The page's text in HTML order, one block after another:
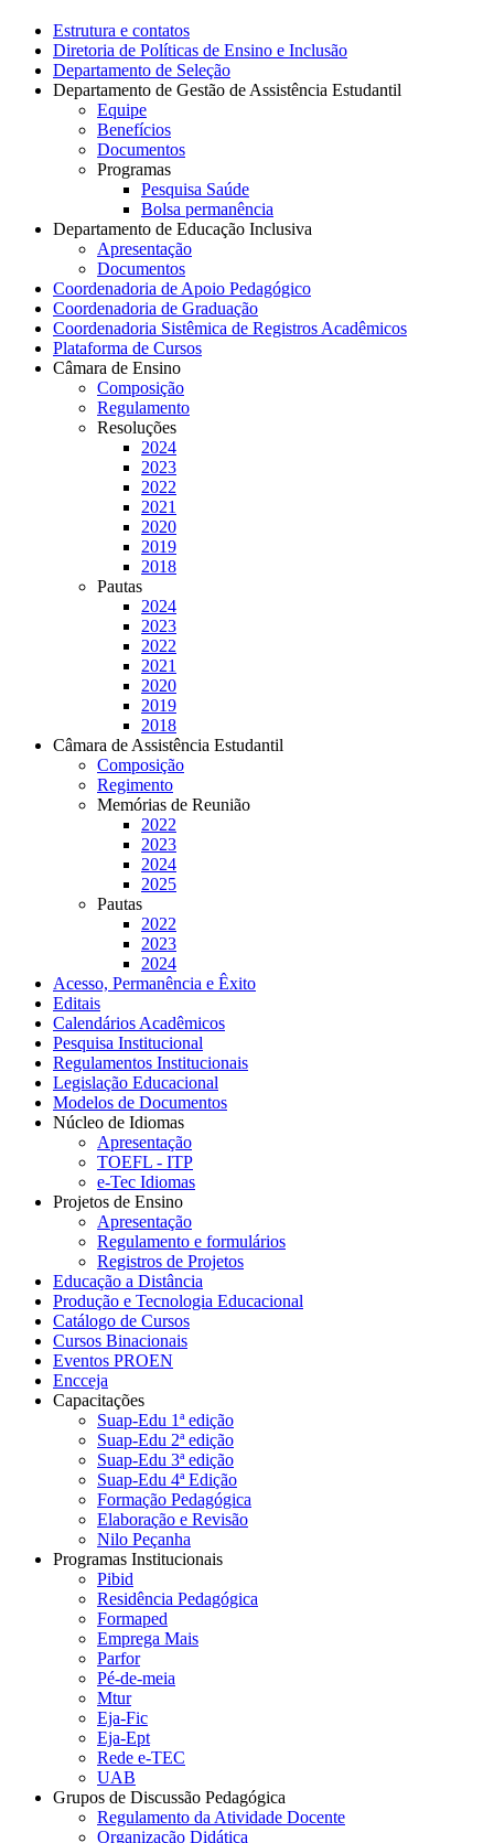
Estrutura e contatos
Diretoria de Políticas de Ensino e Inclusão
Departamento de Seleção
Departamento de Gestão de Assistência Estudantil
Equipe
Benefícios
Documentos
Programas
Pesquisa Saúde
Bolsa permanência
Departamento de Educação Inclusiva
Apresentação
Documentos
Coordenadoria de Apoio Pedagógico
Coordenadoria de Graduação
Coordenadoria Sistêmica de Registros Acadêmicos
Plataforma de Cursos
Câmara de Ensino
Composição
Regulamento
Resoluções
2024
2023
2022
2021
2020
2019
2018
Pautas
2024
2023
2022
2021
2020
2019
2018
Câmara de Assistência Estudantil
Composição
Regimento
Memórias de Reunião
2022
2023
2024
2025
Pautas
2022
2023
2024
Acesso, Permanência e Êxito
Editais
Calendários Acadêmicos
Pesquisa Institucional
Regulamentos Institucionais
Legislação Educacional
Modelos de Documentos
Núcleo de Idiomas
Apresentação
TOEFL - ITP
e-Tec Idiomas
Projetos de Ensino
Apresentação
Regulamento e formulários
Registros de Projetos
Educação a Distância
Produção e Tecnologia Educacional
Catálogo de Cursos
Cursos Binacionais
Eventos PROEN
Encceja
Capacitações
Suap-Edu 1ª edição
Suap-Edu 2ª edição
Suap-Edu 3ª edição
Suap-Edu 4ª Edição
Formação Pedagógica
Elaboração e Revisão
Nilo Peçanha
Programas Institucionais
Pibid
Residência Pedagógica
Formaped
Emprega Mais
Parfor
Pé-de-meia
Mtur
Eja-Fic
Eja-Ept
Rede e-TEC
UAB
Grupos de Discussão Pedagógica
Regulamento da Atividade Docente
Organização Didática